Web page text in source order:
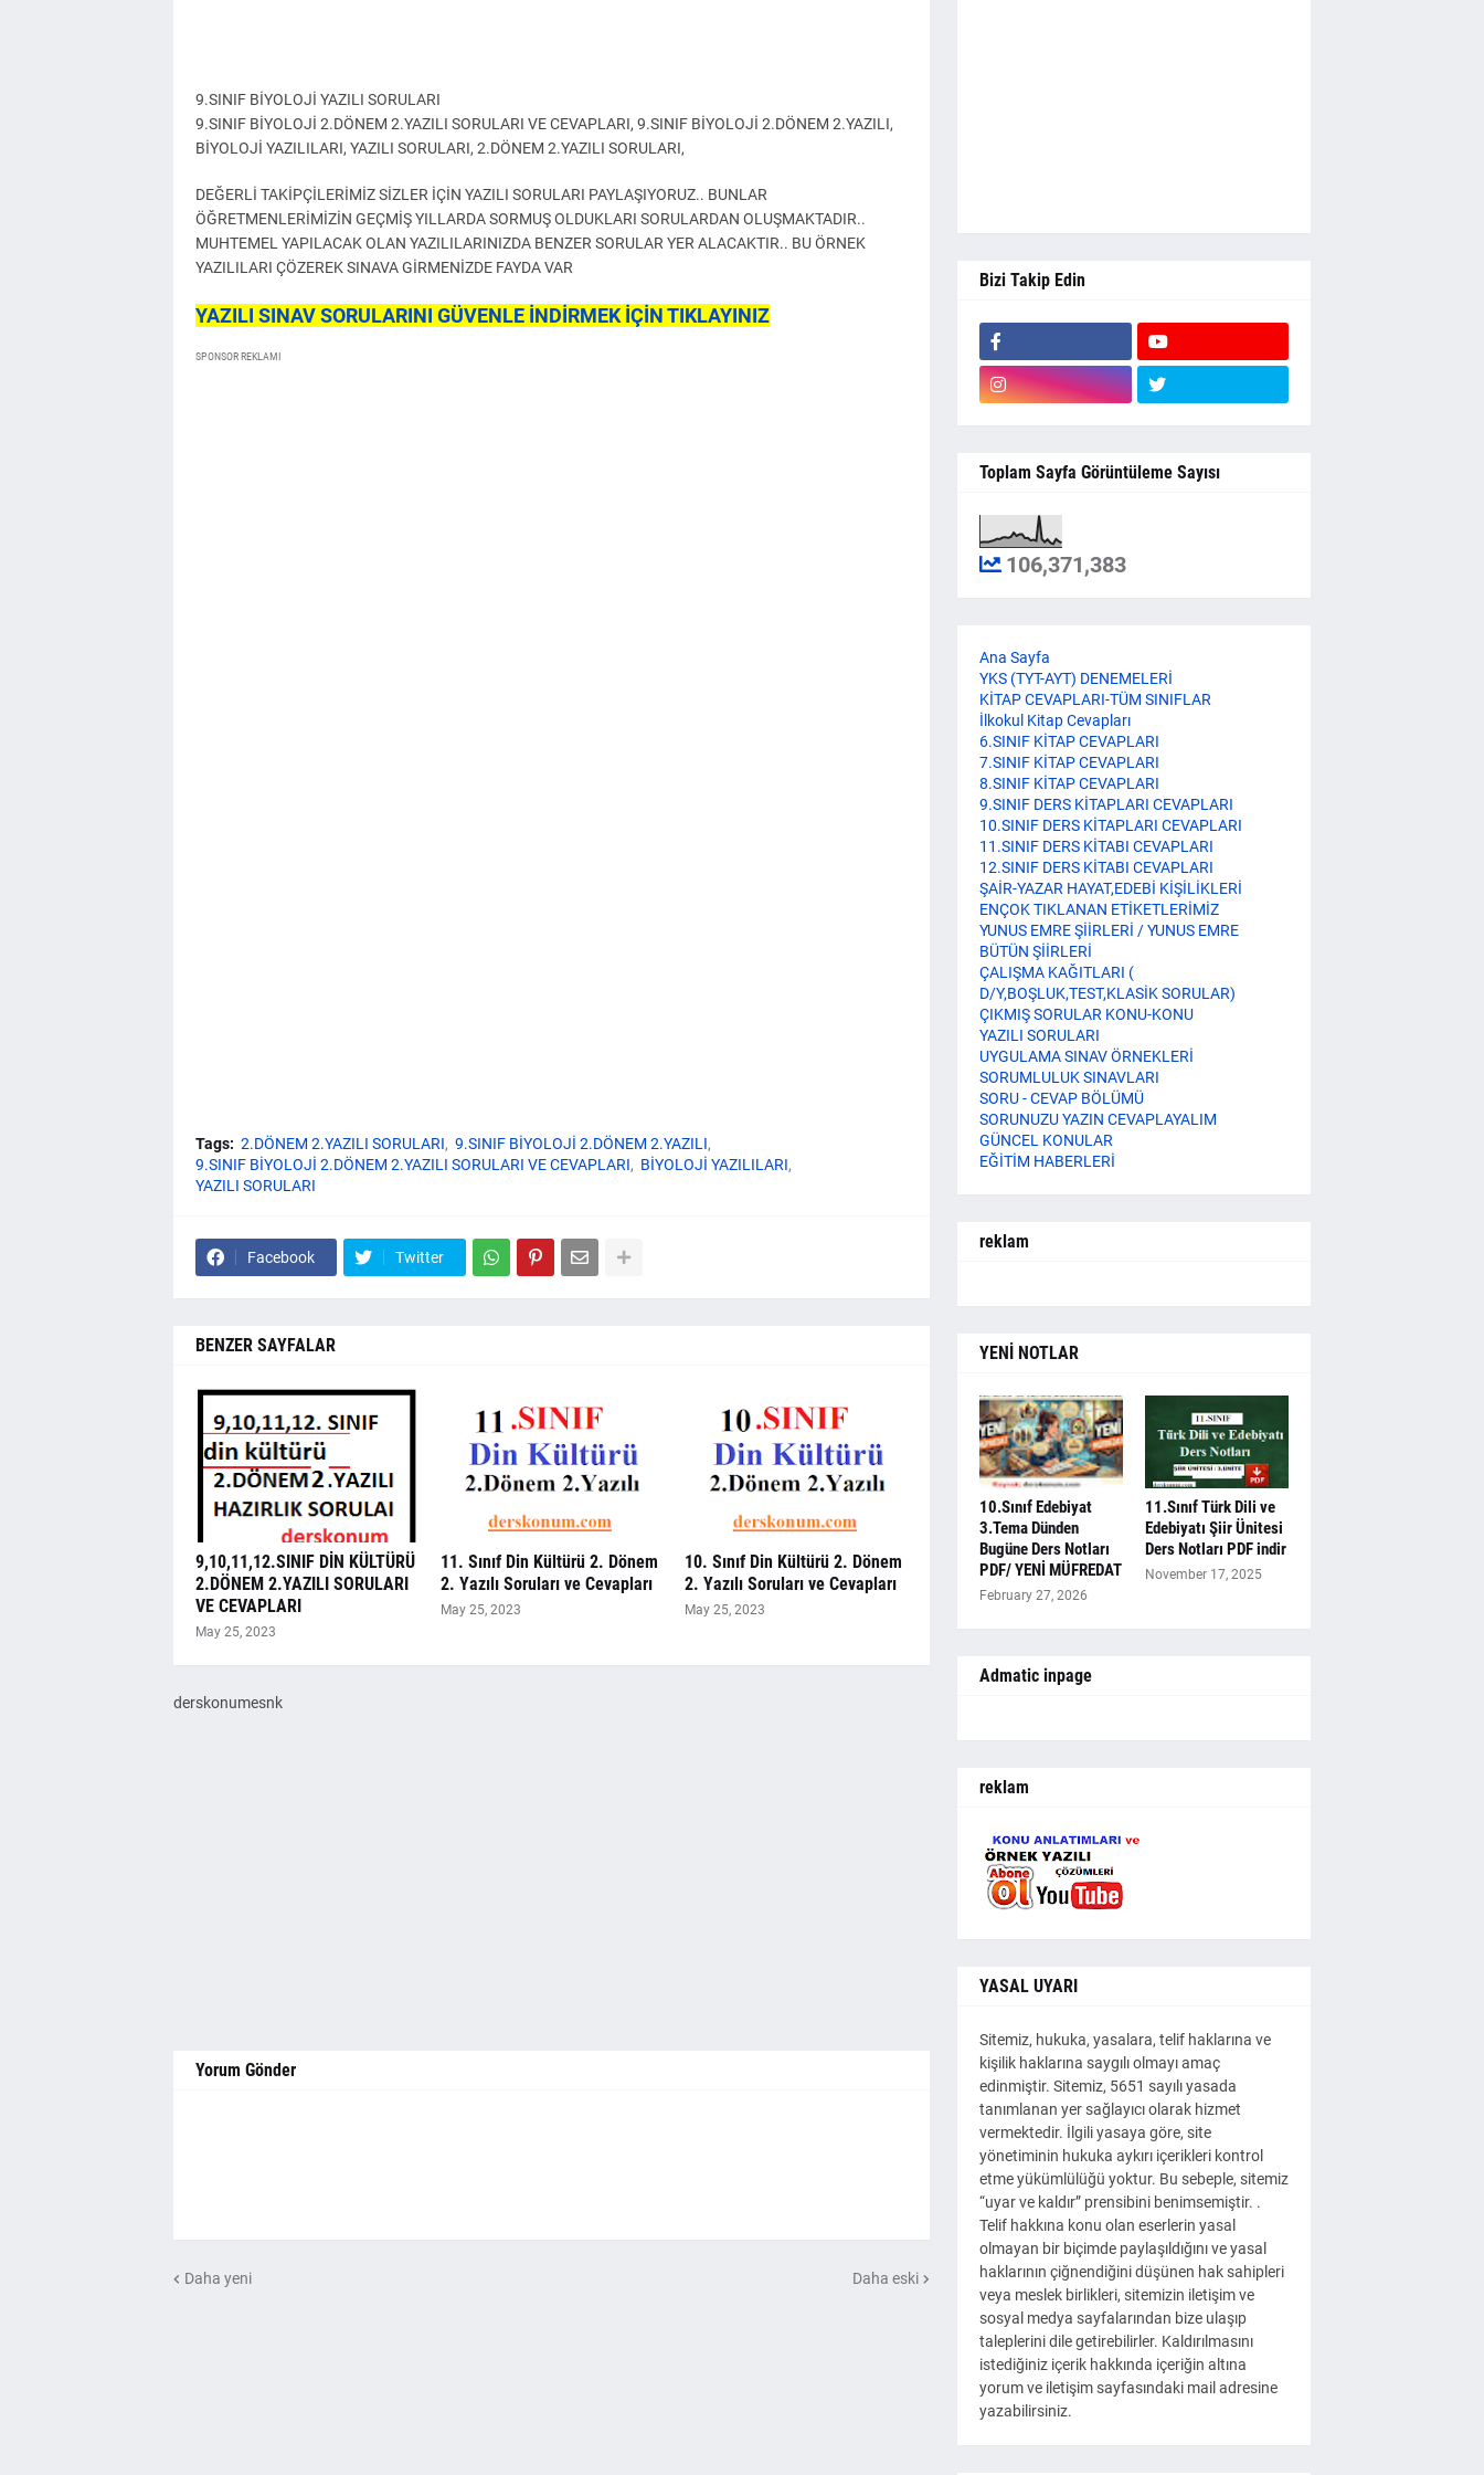
9.SINIF BİYOLOJİ YAZILI SORULARI
9.SINIF BİYOLOJİ 2.DÖNEM 2.YAZILI SORULARI VE CEVAPLARI, 9.SINIF BİYOLOJİ 2.DÖNEM 2.YAZILI,
BİYOLOJİ YAZILILARI, YAZILI SORULARI, 2.DÖNEM 2.YAZILI SORULARI,
DEĞERLİ TAKİPÇİLERİMİZ SİZLER İÇİN YAZILI SORULARI PAYLAŞIYORUZ.. BUNLAR
ÖĞRETMENLERİMİZİN GEÇMİŞ YILLARDA SORMUŞ OLDUKLARI SORULARDAN OLUŞMAKTADIR..
MUHTEMEL YAPILACAK OLAN YAZILILARINIZDA BENZER SORULAR YER ALACAKTIR.. BU ÖRNEK
YAZILILARI ÇÖZEREK SINAVA GİRMENİZDE FAYDA VAR
YAZILI SINAV SORULARINI GÜVENLE İNDİRMEK İÇİN TIKLAYINIZ
SPONSOR REKLAMI
Tags: 2.DÖNEM 2.YAZILI SORULARI
9.SINIF BİYOLOJİ 2.DÖNEM 2.YAZILI
9.SINIF BİYOLOJİ 2.DÖNEM 2.YAZILI SORULARI VE CEVAPLARI
BİYOLOJİ YAZILILARI
YAZILI SORULARI
Facebook Twitter
BENZER SAYFALAR
9,10,11,12.SINIF DİN KÜLTÜRÜ
2.DÖNEM 2.YAZILI SORULARI
VE CEVAPLARI
May 25, 2023
11. Sınıf Din Kültürü 2. Dönem
2. Yazılı Soruları ve Cevapları
May 25, 2023
10. Sınıf Din Kültürü 2. Dönem
2. Yazılı Soruları ve Cevapları
May 25, 2023
derskonumesnk
Yorum Gönder
Daha yeni Daha eski
Bizi Takip Edin
Toplam Sayfa Görüntüleme Sayısı
106,371,383
Ana Sayfa
YKS (TYT-AYT) DENEMELERİ
KİTAP CEVAPLARI-TÜM SINIFLAR
İlkokul Kitap Cevapları
6.SINIF KİTAP CEVAPLARI
7.SINIF KİTAP CEVAPLARI
8.SINIF KİTAP CEVAPLARI
9.SINIF DERS KİTAPLARI CEVAPLARI
10.SINIF DERS KİTAPLARI CEVAPLARI
11.SINIF DERS KİTABI CEVAPLARI
12.SINIF DERS KİTABI CEVAPLARI
ŞAİR-YAZAR HAYAT,EDEBİ KİŞİLİKLERİ
ENÇOK TIKLANAN ETİKETLERİMİZ
YUNUS EMRE ŞİİRLERİ / YUNUS EMRE
BÜTÜN ŞİİRLERİ
ÇALIŞMA KAĞITLARI (
D/Y,BOŞLUK,TEST,KLASİK SORULAR)
ÇIKMIŞ SORULAR KONU-KONU
YAZILI SORULARI
UYGULAMA SINAV ÖRNEKLERİ
SORUMLULUK SINAVLARI
SORU - CEVAP BÖLÜMÜ
SORUNUZU YAZIN CEVAPLAYALIM
GÜNCEL KONULAR
EĞİTİM HABERLERİ
reklam
YENİ NOTLAR
10.Sınıf Edebiyat
3.Tema Dünden
Bugüne Ders Notları
PDF/ YENİ MÜFREDAT
February 27, 2026
11.Sınıf Türk Dili ve
Edebiyatı Şiir Ünitesi
Ders Notları PDF indir
November 17, 2025
Admatic inpage
reklam
YASAL UYARI
Sitemiz, hukuka, yasalara, telif haklarına ve
kişilik haklarına saygılı olmayı amaç
edinmiştir. Sitemiz, 5651 sayılı yasada
tanımlanan yer sağlayıcı olarak hizmet
vermektedir. İlgili yasaya göre, site
yönetiminin hukuka aykırı içerikleri kontrol
etme yükümlülüğü yoktur. Bu sebeple, sitemiz
“uyar ve kaldır” prensibini benimsemiştir. .
Telif hakkına konu olan eserlerin yasal
olmayan bir biçimde paylaşıldığını ve yasal
haklarının çiğnendiğini düşünen hak sahipleri
veya meslek birlikleri, sitemizin iletişim ve
sosyal medya sayfalarından bize ulaşıp
taleplerini dile getirebilirler. Kaldırılmasını
istediğiniz içerik hakkında içeriğin altına
yorum ve iletişim sayfasındaki mail adresine
yazabilirsiniz.